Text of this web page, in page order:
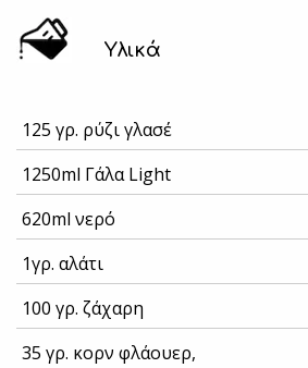
Υλικά
125 γρ. ρύζι γλασέ
1250ml Γάλα Light
620ml νερό
1γρ. αλάτι
100 γρ. ζάχαρη
35 γρ. κορν φλάουερ,